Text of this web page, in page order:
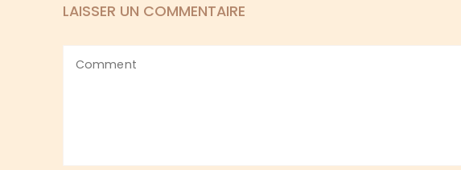
LAISSER UN COMMENTAIRE